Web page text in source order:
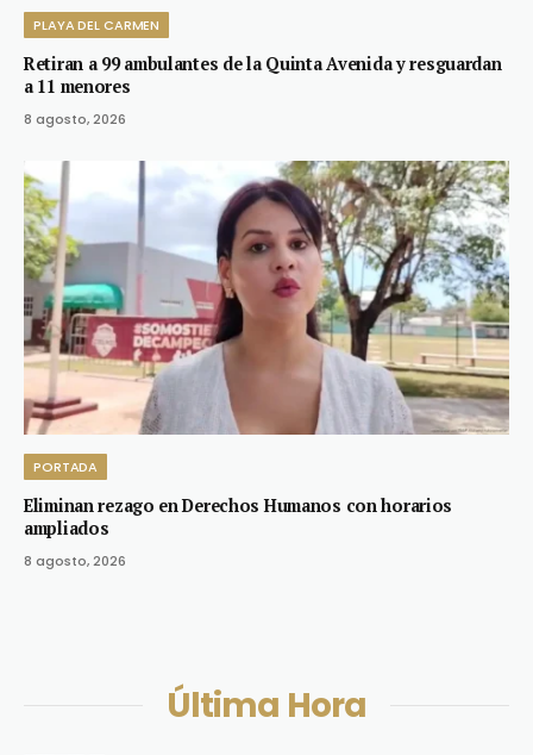
PLAYA DEL CARMEN
Retiran a 99 ambulantes de la Quinta Avenida y resguardan
a 11 menores
8 agosto, 2026
PORTADA
Eliminan rezago en Derechos Humanos con horarios
ampliados
8 agosto, 2026
Última Hora